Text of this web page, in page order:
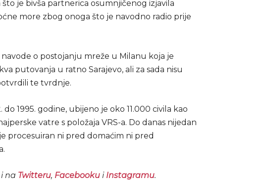
je bivša partnerica osumnjičenog izjavila
more zbog onoga što je navodno radio prije
navode o postojanju mreže u Milanu koja je
putovanja u ratno Sarajevo, ali za sada nisu
te tvrdnje.
do 1995. godine, ubijeno je oko 11.000 civila kao
vatre s položaja VRS-a. Do danas nijedan
procesuiran ni pred domaćim ni pred
na Twitteru, Facebookui Instagramu.